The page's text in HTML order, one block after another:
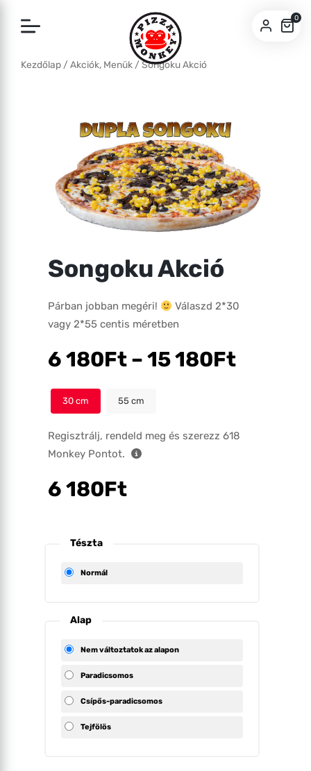
0
Kezdőlap /Akciók, Menük / Songoku Akció
Songoku Akció
Párban jobban megéri!
Válaszd 2*30
vagy 2*55 centis méretben
6 180Ft–15 180Ft
30 55
Regisztrálj, rendeld meg és szerezz 618
Monkey Pontot.
6 180Ft
Tészta
Normál
Alap
Nem változtatok az alapon
Paradicsomos
Csípős-paradicsomos
Tejfölös